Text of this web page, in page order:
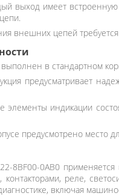
выход имеет встроенную
внешних цепей
в стандартном
предусматривает
элементы индикации
предусмотрено место
8BF00-0AB0
контакторами, реле,
включая